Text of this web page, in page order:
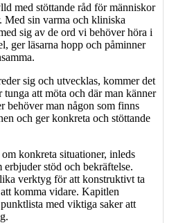
med stöttande råd för människor
Med sin varma och kliniska
sig av de ord vi behöver höra i
ger läsarna hopp och påminner
sig och utvecklas, kommer det
att möta och där man känner
behöver man någon som finns
och ger konkreta och stöttande
konkreta situationer, inleds
erbjuder stöd och bekräftelse.
verktyg för att konstruktivt ta
komma vidare. Kapitlen
med viktiga saker att